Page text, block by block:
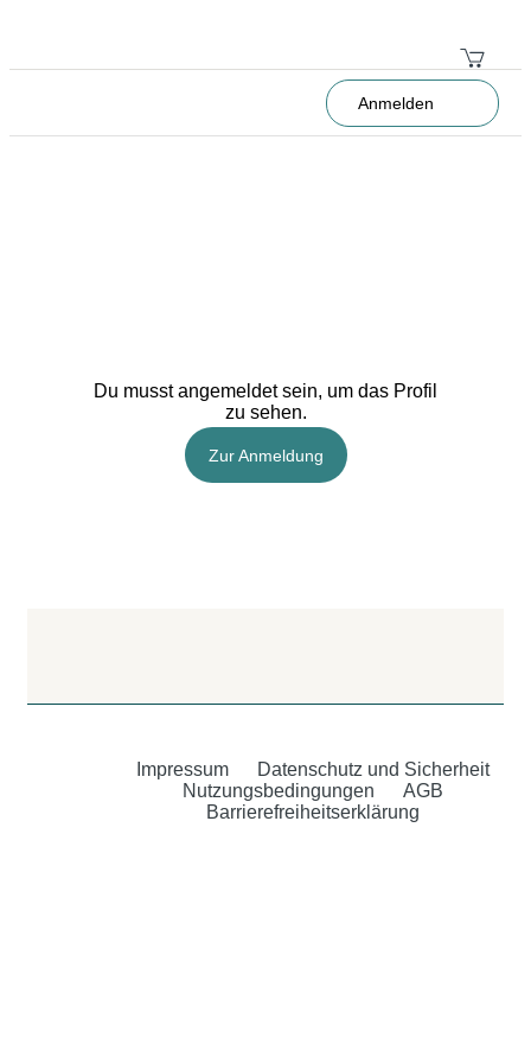
Anmelden
Du musst angemeldet sein, um das Profil
zu sehen.
Zur Anmeldung
Impressum
Datenschutz und Sicherheit
Nutzungsbedingungen
AGB
Barrierefreiheitserklärung